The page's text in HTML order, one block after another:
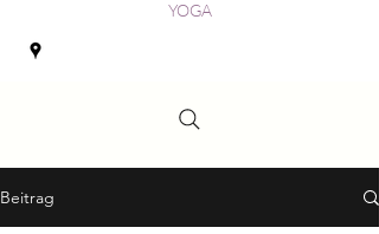
YOGA
Beitrag